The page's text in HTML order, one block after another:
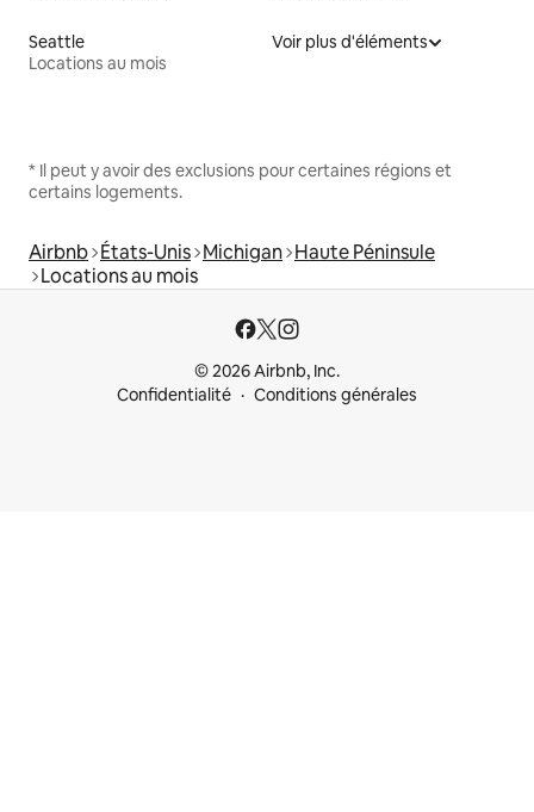
Seattle
Locations au mois
Voir plus d'éléments
* Il peut y avoir des exclusions pour certaines régions et
certains logements.
Airbnb États-Unis Michigan Haute Péninsule
Locations au mois
© 2026 Airbnb, Inc.
Confidentialité
Conditions générales